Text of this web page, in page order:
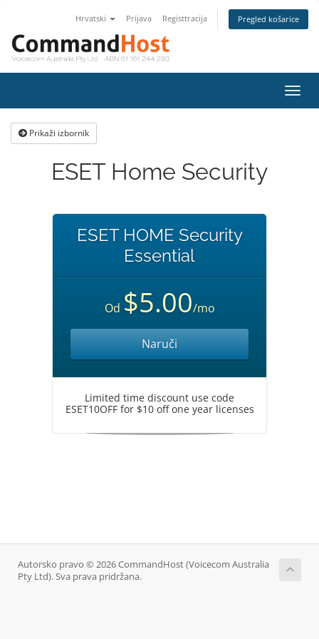
Hrvatski Prijava Registtracija Pregled košarice
Prikaži izbornik
ESET Home Security
ESET HOME Security
Essential
Od $5.00/mo
Naruči
Limited time discount use code
ESET10OFF for $10 off one year licenses
Autorsko pravo © 2026 CommandHost (Voicecom Australia
Pty Ltd). Sva prava pridržana.